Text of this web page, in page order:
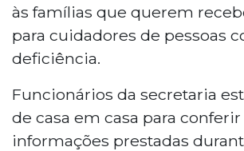
às famílias que querem
para cuidadores de pessoas
deficiência.
Funcionários da secretaria
de casa em casa para conferir
informações prestadas